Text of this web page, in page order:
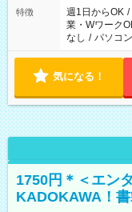
特徴 週1日からOK /
業・Wワーク
なし / パソコ
気になる！
1750円＊＜エン
KADOKAWA！